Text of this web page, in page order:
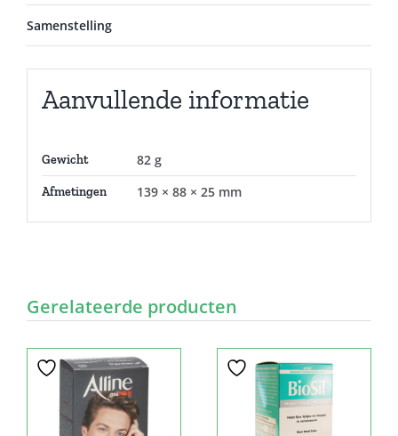
Samenstelling
Aanvullende informatie
Gewicht 82 g
Afmetingen 139 × 88 × 25 mm
Gerelateerde producten